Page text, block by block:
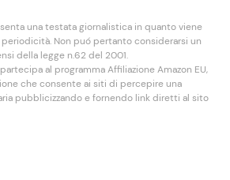
una testata giornalistica in quanto viene
periodicità. Non puó pertanto considerarsi un
della legge n.62 del 2001.
al programma Affiliazione Amazon EU,
che consente ai siti di percepire una
pubblicizzando e fornendo link diretti al sito